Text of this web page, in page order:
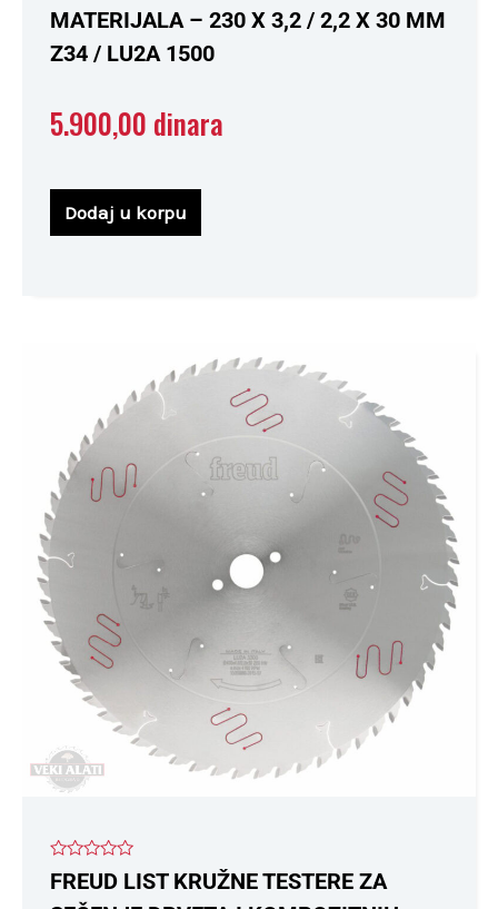
MATERIJALA – 230 X 3,2 / 2,2 X 30 MM
Z34 / LU2A 1500
5.900,00 dinara
Dodaj u korpu
Ocenjeno
sa
FREUD LIST KRUŽNE TESTERE ZA